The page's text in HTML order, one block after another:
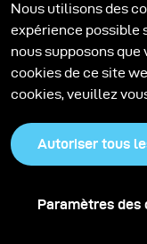
Nous utilisons des
expérience possible
nous supposons
cookies de ce site
cookies, veuillez
Autoriser tous
Paramètres des